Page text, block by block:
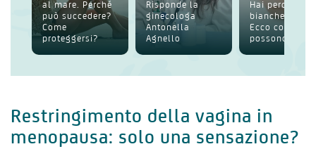
al mare. Perché
può succedere?
Come
proteggersi?
Risponde la
ginecologa
Antonella
Agnello
Hai perdite
bianche
Ecco cosa
possono
Restringimento della vagina in
menopausa: solo una sensazione?